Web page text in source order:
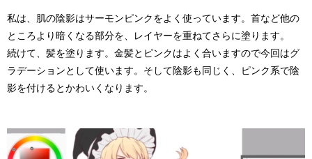
私は、肌の陰影はサーモンピンクをよく使っています。首など他の
ところより暗くなる部分を、レイヤーを重ねてさらに塗ります。
続けて、髪を塗ります。金髪とピンクはよく合いますので今回はグ
ラデーションとして使います。そして陰影も同じく、ピンク系で陰
影を付けるとかわいくなります。